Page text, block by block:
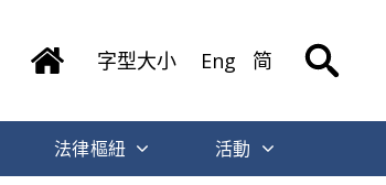
字型大小 Eng 简
法律樞紐 活動